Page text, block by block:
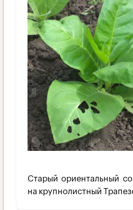
Старый ориентальный
на крупнолистный